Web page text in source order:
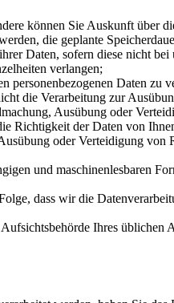
können Sie Auskunft über
die geplante
Daten, sofern diese nicht
verlangen;
Daten zu
die Verarbeitung zur
Ausübung oder
Richtigkeit der Daten von
oder Verteidigung von
und maschinenlesbaren
dass wir die
Ihres üblichen